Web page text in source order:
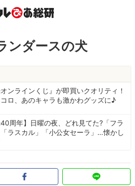
ンダースの犬
オンラインくじ』が即買いクオリティ！
ロ、あのキャラも激かわグッズに♪
40周年】日曜の夜、どれ見てた?「フラ
ラスカル」「小公女セーラ」…懐かし